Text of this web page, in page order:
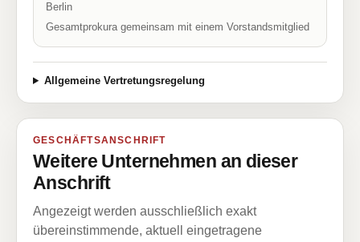
Berlin
Gesamtprokura gemeinsam mit einem Vorstandsmitglied
Allgemeine Vertretungsregelung
GESCHÄFTSANSCHRIFT
Weitere Unternehmen an dieser
Anschrift
Angezeigt werden ausschließlich exakt
übereinstimmende, aktuell eingetragene